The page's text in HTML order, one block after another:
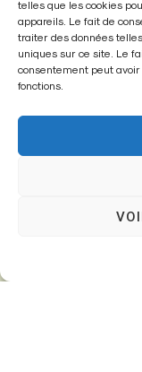
telles que les cookies
appareils. Le fait de
traiter des données
uniques sur ce site. Le
consentement peut
fonctions.
Fontenay-
26